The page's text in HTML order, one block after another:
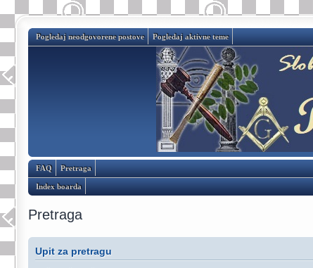
Pogledaj neodgovorene postove Pogledaj aktivne teme
FAQ Pretraga
Index boarda
Pretraga
Upit za pretragu